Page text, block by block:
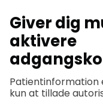
Giver dig
aktivere
Patientinformation
kun at tillade